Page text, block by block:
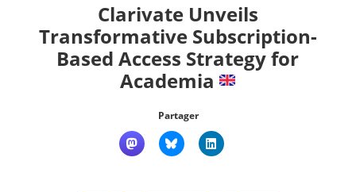
Accueil
Qui sommes nous ?
Clarivate Unveils
Transformative Subscription-
Based Access Strategy for
Academia
Partager